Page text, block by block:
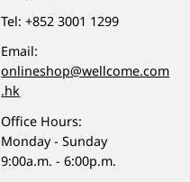
Tel:+852 3001 1299
Email:
onlineshop@wellcome.com
.hk
Office Hours:
Monday - Sunday
9:00a.m. - 6:00p.m.